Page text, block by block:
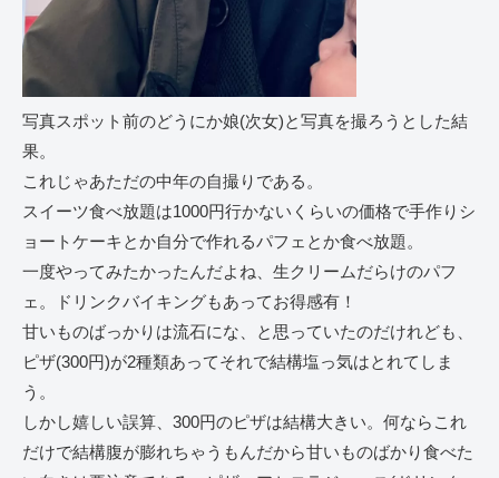
写真スポット前のどうにか娘(次女)と写真を撮ろうとした結
果。
これじゃあただの中年の自撮りである。
スイーツ食べ放題は1000円行かないくらいの価格で手作りシ
ョートケーキとか自分で作れるパフェとか食べ放題。
一度やってみたかったんだよね、生クリームだらけのパフ
ェ。ドリンクバイキングもあってお得感有！
甘いものばっかりは流石にな、と思っていたのだけれども、
ピザ(300円)が2種類あってそれで結構塩っ気はとれてしま
う。
しかし嬉しい誤算、300円のピザは結構大きい。何ならこれ
だけで結構腹が膨れちゃうもんだから甘いものばかり食べた